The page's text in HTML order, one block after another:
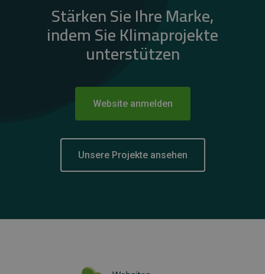
Stärken Sie Ihre Marke,
indem Sie Klimaprojekte
unterstützen
Website anmelden
Unsere Projekte ansehen